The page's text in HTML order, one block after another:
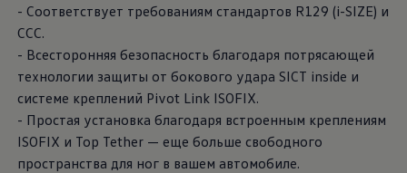
- Соответствует требованиям стандартов R129 (i-SIZE) и
CCC.
- Всесторонняя безопасность благодаря потрясающей
технологии защиты от бокового удара SICT inside и
системе креплений Pivot Link ISOFIX.
- Простая установка благодаря встроенным креплениям
ISOFIX и Top Tether — еще больше свободного
пространства для ног в вашем автомобиле.